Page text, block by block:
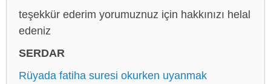
teşekkür ederim yorumuznuz için hakkınızı helal
edeniz
SERDAR
Rüyada fatiha suresi okurken uyanmak